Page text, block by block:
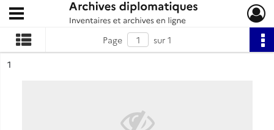
Archives diplomatiques
Ouvrir le menu déroulant
Page
sur 1
n°
1